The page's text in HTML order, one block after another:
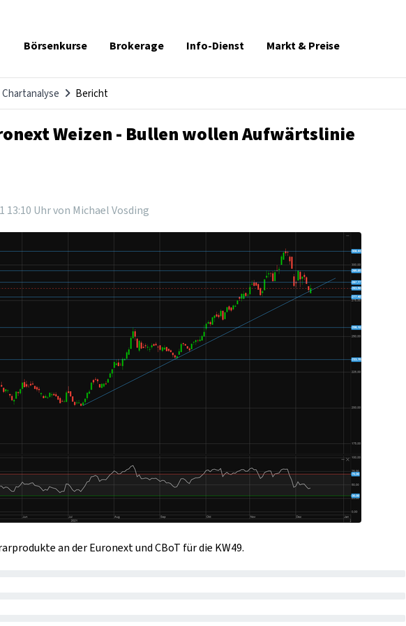
Navigation
Börsenkurse Brokerage Info-Dienst Markt & Preise
Chartanalyse Bericht
Weizen - Bullen wollen Aufwärtslinie
13:10 Uhrvon Michael Vosding
an der Euronext und CBoT für die KW49.